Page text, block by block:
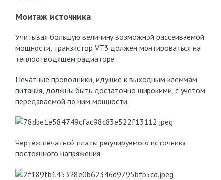
Моитаж источника
Учитывая большую величину возможной рассеиваемой
мощности, транзистор VT3 должен монтироваться на
теплоотводящем радиаторе.
Печатные проводники, идущие к выходным клеммам
питания, должны быть достаточно широкими, с учетом
передаваемой по ним мощности.
Чертеж печатной платы регулируемого источника
постоянного напряжения